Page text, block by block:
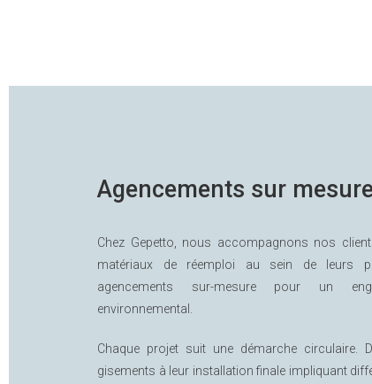
Agencements sur
Chez Gepetto, nous accompagnons nos
matériaux de réemploi au sein de leurs
agencements sur-mesure pour un
environnemental.
Chaque projet suit une démarche circulaire.
gisements à leur installation finale impliquant